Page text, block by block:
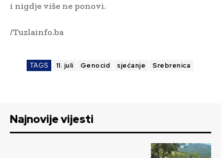
i nigdje više ne ponovi.
/Tuzlainfo.ba
TAGS 11. juli Genocid sjećanje Srebrenica
Najnovije vijesti